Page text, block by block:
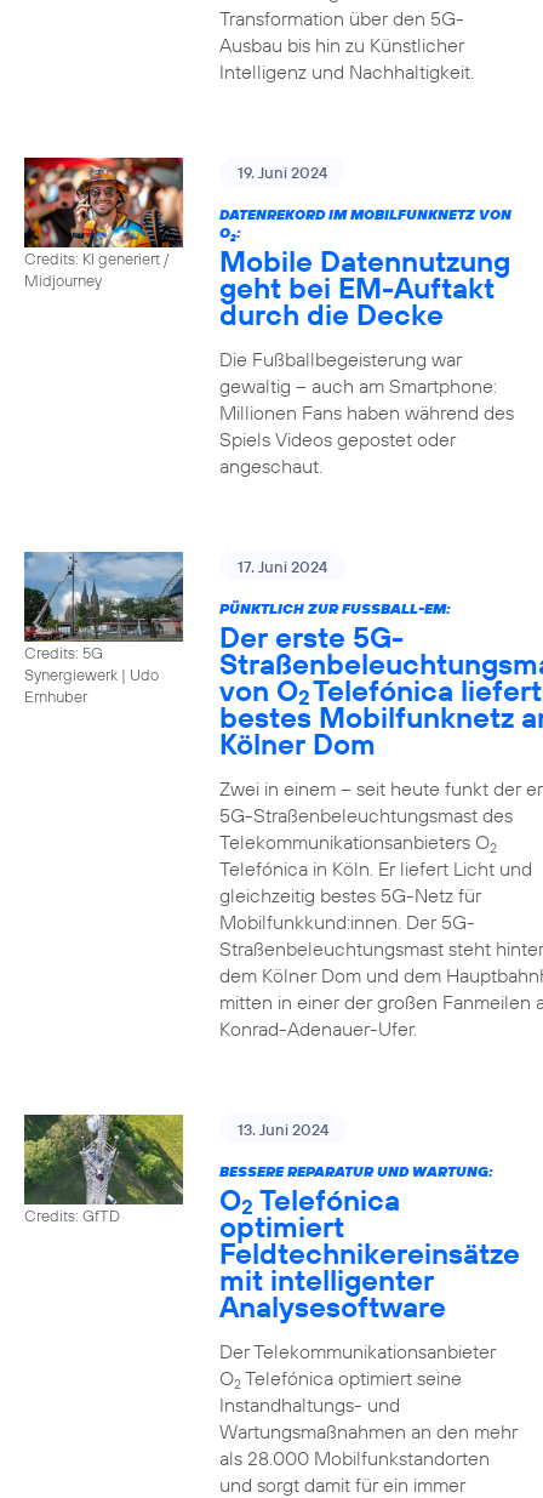
Transformation über den 5G-
Ausbau bis hin zu Künstlicher
Intelligenz und Nachhaltigkeit.
Credits: KI generiert /
Midjourney
19. Juni 2024
DATENREKORD IM MOBILFUNKNETZ VON
O2:
Mobile Datennutzung
geht bei EM-Auftakt
durch die Decke
Die Fußballbegeisterung war
gewaltig – auch am Smartphone:
Millionen Fans haben während des
Spiels Videos gepostet oder
angeschaut.
Credits: 5G
Synergiewerk | Udo
Ernhuber
17. Juni 2024
PÜNKTLICH ZUR FUSSBALL-EM:
Der erste 5G-
von O2Telefónica liefert
bestes Mobilfunknetz
Kölner Dom
Zwei in einem – seit heute funkt der
5G-Straßenbeleuchtungsmast des
Telekommunikationsanbieters O2
Telefónica in Köln. Er liefert Licht und
gleichzeitig bestes 5G-Netz für
Mobilfunkkund:innen. Der 5G-
Straßenbeleuchtungsmast steht hinter
dem Kölner Dom und dem
mitten in einer der großen Fanmeilen
Konrad-Adenauer-Ufer.
Credits: GfTD
13. Juni 2024
BESSERE REPARATUR UND WARTUNG:
O2 Telefónica
optimiert
Feldtechnikereinsätze
mit intelligenter
Analysesoftware
Der Telekommunikationsanbieter
O2Telefónica optimiert seine
Instandhaltungs- und
Wartungsmaßnahmen an den mehr
als 28.000 Mobilfunkstandorten
und sorgt damit für ein immer